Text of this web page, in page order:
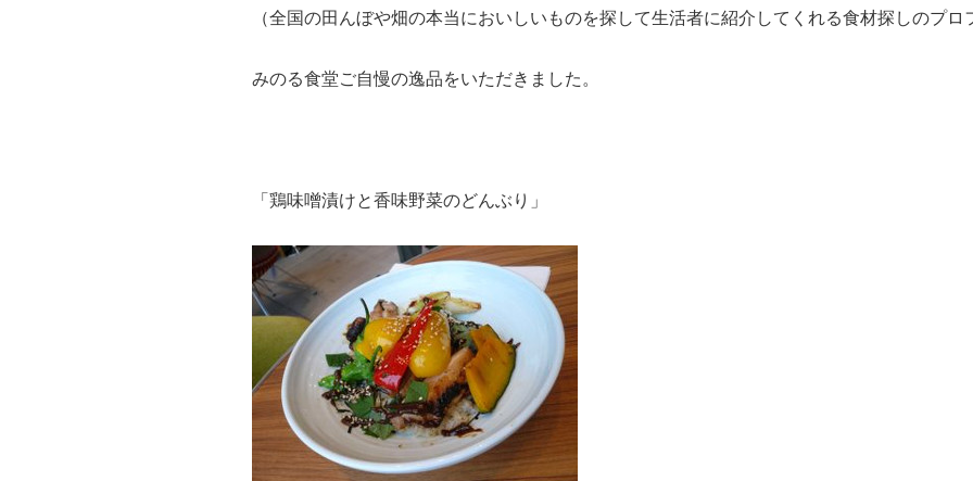
（全国の田んぼや畑の本当においしいものを探して生活者に紹介してくれる食材探しのプロ
みのる食堂ご自慢の逸品をいただきました。
「鶏味噌漬けと香味野菜のどんぶり」